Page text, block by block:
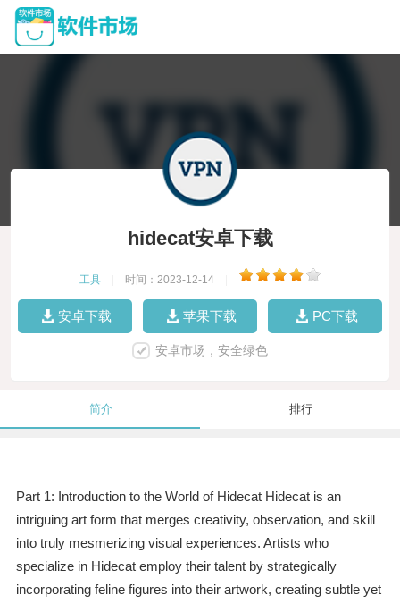
hidecat安卓下载
工具 时间：2023-12-14
安卓下载 苹果下载 PC下载
安卓市场，安全绿色
简介 排行
Part 1: Introduction to the World of Hidecat Hidecat is an
intriguing art form that merges creativity, observation, and skill
into truly mesmerizing visual experiences. Artists who
specialize in Hidecat employ their talent by strategically
incorporating feline figures into their artwork, creating subtle yet